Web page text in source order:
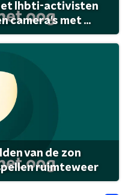
lhbti-activisten
camera's met ...
van de zon
ruimteweer